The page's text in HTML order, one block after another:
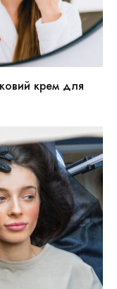
крем для